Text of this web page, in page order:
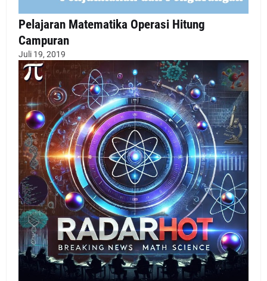
Pelajaran Matematika Operasi Hitung
Campuran
Juli 19, 2019